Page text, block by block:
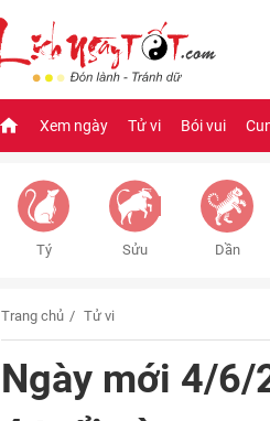
Xem ngày Tử vi Bói vui
Tý Sửu Dần
Trang chủ Tử vi
Ngày mới 4/6/